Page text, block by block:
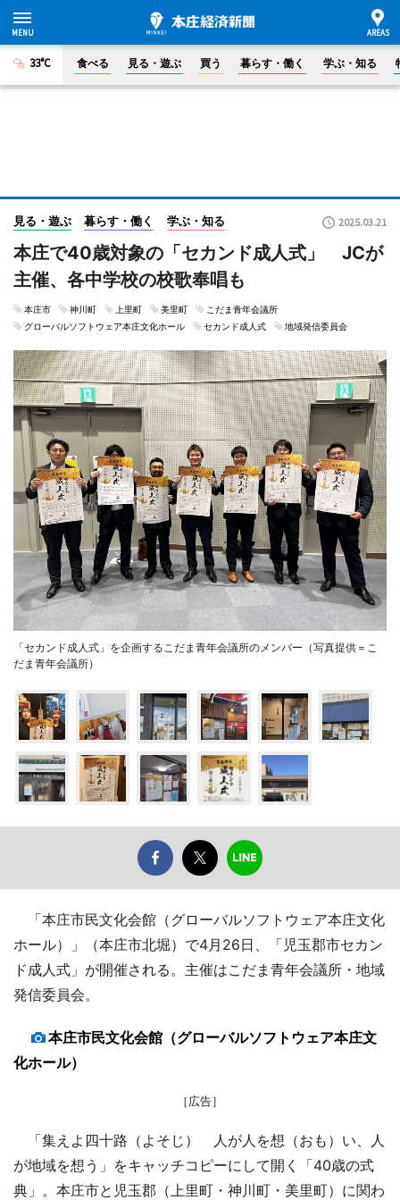
33°C 食べる 見る・遊ぶ 買う 暮らす・働く 学ぶ・知る
見る・遊ぶ 暮らす・働く 学ぶ・知る 2025.03.21
本庄で40歳対象の「セカンド成人式」 JCが
主催、各中学校の校歌奉唱も
本庄市 神川町 上里町 美里町
こだま青年会議所
グローバルソフトウェア本庄文化ホール
セカンド成人式 地域発信委員会
「セカンド成人式」を企画するこだま青年会議所のメンバー（写真提供＝こ
だま青年会議所）
「本庄市民文化会館（グローバルソフトウェア本庄文化
ホール）」（本庄市北堀）で4月26日、「児玉郡市セカン
ド成人式」が開催される。主催はこだま青年会議所・地域
発信委員会。
本庄市民文化会館（グローバルソフトウェア本庄文
化ホール）
［広告］
「集えよ四十路（よそじ） 人が人を想（おも）い、人
が地域を想う」をキャッチコピーにして開く「40歳の式
典」。本庄市と児玉郡（上里町・神川町・美里町）に関わ